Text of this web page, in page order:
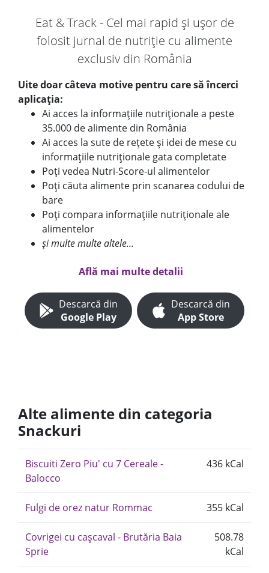
Eat & Track - Cel mai rapid și ușor de
folosit jurnal de nutriție cu alimente
exclusiv din România
Uite doar câteva motive pentru care să încerci
aplicația:
Ai acces la informațiile nutriționale a peste
35.000 de alimente din România
Ai acces la sute de rețete și idei de mese cu
informațiile nutriționale gata completate
Poți vedea Nutri-Score-ul alimentelor
Poți căuta alimente prin scanarea codului de
bare
Poți compara informațiile nutriționale ale
alimentelor
și multe multe altele...
Află mai multe detalii
Descarcă din
Google Play
Descarcă din
App Store
Alte alimente din categoria
Snackuri
Biscuiti Zero Piu' cu 7 Cereale -
Balocco
436 kCal
Fulgi de orez natur Rommac 355 kCal
Covrigei cu cașcaval - Brutăria Baia
Sprie
508.78
kCal